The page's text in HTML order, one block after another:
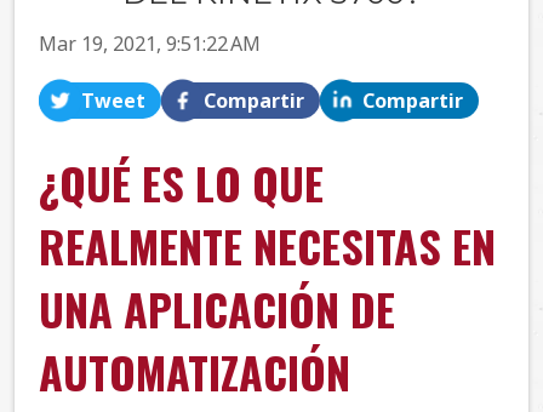
Mar 19, 2021, 9:51:22 AM
Tweet Compartir Compartir
¿QUÉ ES LO QUE
REALMENTE NECESITAS EN
UNA APLICACIÓN DE
AUTOMATIZACIÓN